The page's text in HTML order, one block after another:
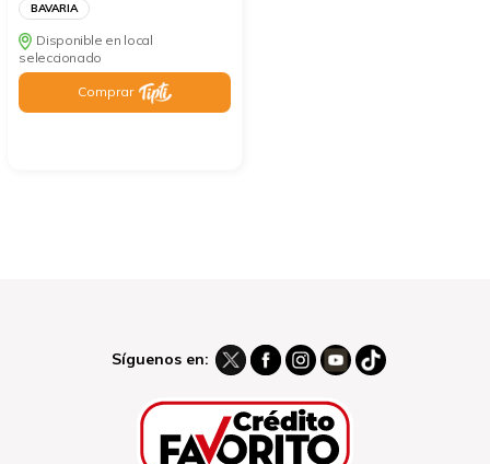
BAVARIA
Disponible en local
seleccionado
Comprar
Síguenos en: